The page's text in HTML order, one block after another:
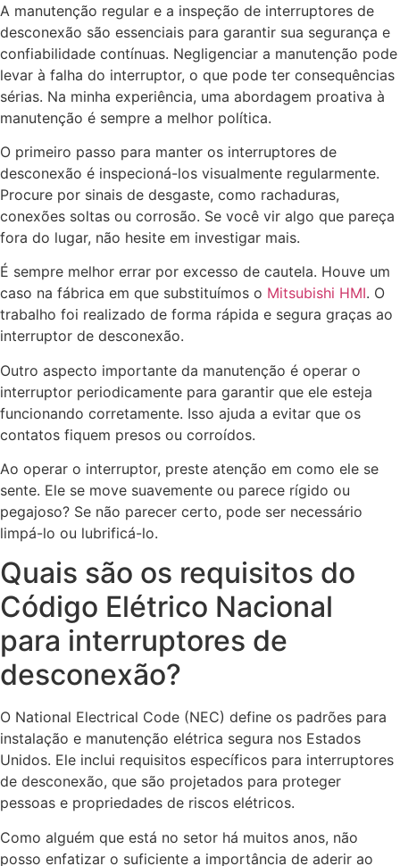
A manutenção regular e a inspeção de interruptores de
desconexão são essenciais para garantir sua segurança e
confiabilidade contínuas. Negligenciar a manutenção pode
levar à falha do interruptor, o que pode ter consequências
sérias. Na minha experiência, uma abordagem proativa à
manutenção é sempre a melhor política.
O primeiro passo para manter os interruptores de
desconexão é inspecioná-los visualmente regularmente.
Procure por sinais de desgaste, como rachaduras,
conexões soltas ou corrosão. Se você vir algo que pareça
fora do lugar, não hesite em investigar mais.
É sempre melhor errar por excesso de cautela. Houve um
caso na fábrica em que substituímos o Mitsubishi HMI. O
trabalho foi realizado de forma rápida e segura graças ao
interruptor de desconexão.
Outro aspecto importante da manutenção é operar o
interruptor periodicamente para garantir que ele esteja
funcionando corretamente. Isso ajuda a evitar que os
contatos fiquem presos ou corroídos.
Ao operar o interruptor, preste atenção em como ele se
sente. Ele se move suavemente ou parece rígido ou
pegajoso? Se não parecer certo, pode ser necessário
limpá-lo ou lubrificá-lo.
Quais são os requisitos do
Código Elétrico Nacional
para interruptores de
desconexão?
O National Electrical Code (NEC) define os padrões para
instalação e manutenção elétrica segura nos Estados
Unidos. Ele inclui requisitos específicos para interruptores
de desconexão, que são projetados para proteger
pessoas e propriedades de riscos elétricos.
Como alguém que está no setor há muitos anos, não
posso enfatizar o suficiente a importância de aderir ao